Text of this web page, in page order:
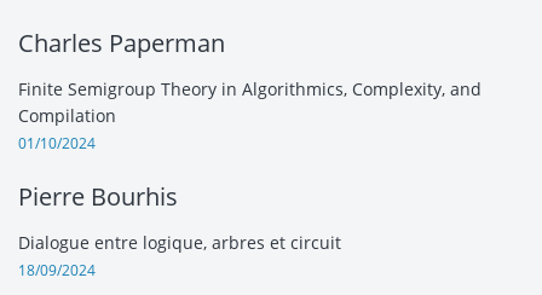
Charles Paperman
Finite Semigroup Theory in Algorithmics, Complexity, and
Compilation
01/10/2024
Pierre Bourhis
Dialogue entre logique, arbres et circuit
18/09/2024